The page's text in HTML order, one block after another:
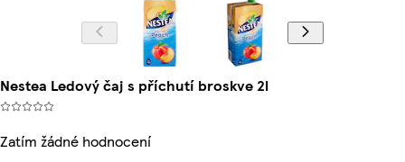
Nestea Ledový čaj s příchutí broskve 2l
Zatím žádné hodnocení